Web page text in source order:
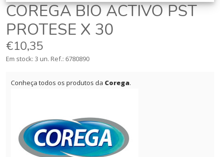
COREGA BIO ACTIVO PST
PROTESE X 30
€10,35
Em stock: 3 un. Ref.: 6780890
Conheça todos os produtos da Corega.